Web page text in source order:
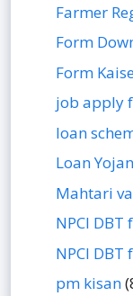
Farmer
Form
Form
job apply
loan
Loan
Mahtari
NPCI DBT
NPCI
pm kisan